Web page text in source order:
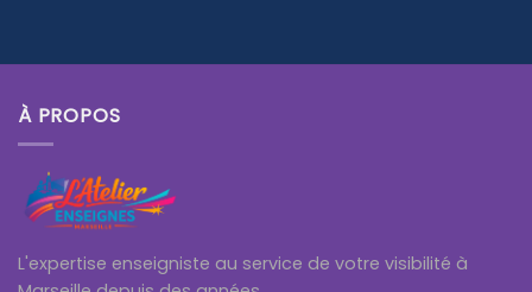
À PROPOS
L'expertise enseigniste au service de votre visibilité à